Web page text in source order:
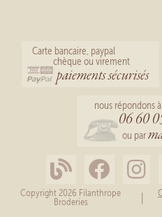
Carte bancaire, paypal
chèque ou virement
paiements sécurisés
nous répondons
06 60
ou par
Copyright 2026 Filanthrope
Broderies |